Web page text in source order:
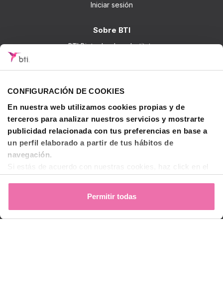
CONFIGURACIÓN DE COOKIES
En nuestra web utilizamos cookies propias y de
terceros para analizar nuestros servicios y mostrarte
publicidad relacionada con tus preferencias en base a
un perfil elaborado a partir de tus hábitos de
navegación.
Si estás de acuerdo con nuestras cookies, haz click en el
Permitir todas
Iniciar sesión
Sobre BTI
BTI Biotechnology Institute
Formación - BTI Training Center
Canal Audiovisual BTI Channel
Contactar
© 2026 BTI Biotechnology Institute
Política de Cookies